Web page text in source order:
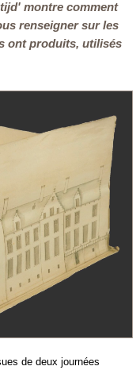
montre comment
renseigner sur les
ont produits, utilisés
de deux journées